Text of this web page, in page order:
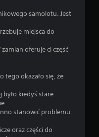
samolotu. Jest
miejsca do
oferuje ci część
tego okazało się, że
kiedyś stare
stanowić problemu,
oraz części do